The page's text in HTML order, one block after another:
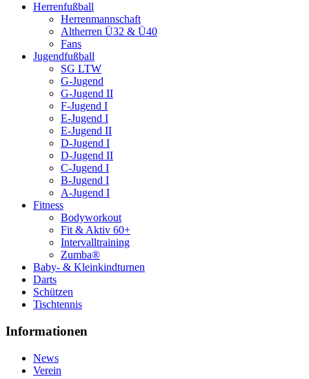
Herrenfußball
Herrenmannschaft
Altherren Ü32 & Ü40
Fans
Jugendfußball
SG LTW
G-Jugend
G-Jugend II
F-Jugend I
E-Jugend I
E-Jugend II
D-Jugend I
D-Jugend II
C-Jugend I
B-Jugend I
A-Jugend I
Fitness
Bodyworkout
Fit & Aktiv 60+
Intervalltraining
Zumba®
Baby- & Kleinkindturnen
Darts
Schützen
Tischtennis
Informationen
News
Verein